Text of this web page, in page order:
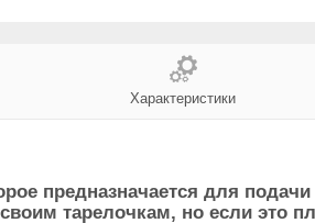
Характеристики
предназначается для
тарелочкам, но если это